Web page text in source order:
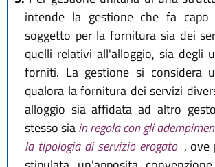
intende la gestione che fa
soggetto per la fornitura sia dei
quelli relativi all'alloggio, sia degli
forniti. La gestione si considera
qualora la fornitura dei servizi
alloggio sia affidata ad altro
stesso siain regola con gli
la tipologia di servizio erogato , ove